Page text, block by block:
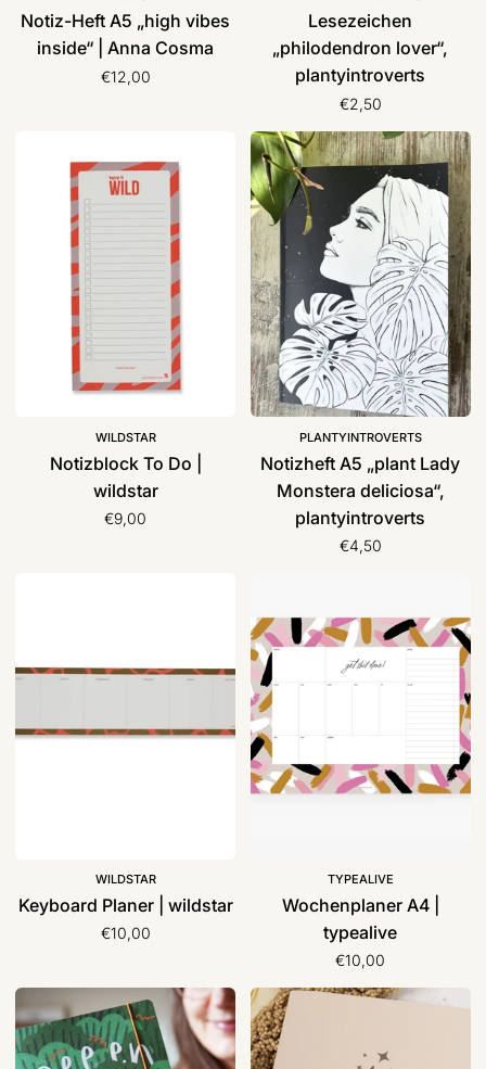
Notiz-Heft A5 „high vibes
inside“ | Anna Cosma
€12,00
Lesezeichen
„philodendron lover“,
plantyintroverts
€2,50
wildstar
WILDSTAR
Notizblock To Do |
wildstar
€9,00
Notizheft
A5
„plant
Lady
Monstera
deliciosa“,
plantyintroverts
PLANTYINTROVERTS
Notizheft A5 „plant Lady
Monstera deliciosa“,
plantyintroverts
€4,50
wildstar
WILDSTAR
Keyboard Planer | wildstar
€10,00
A4
|
typealive
TYPEALIVE
Wochenplaner A4 |
typealive
€10,00
Notizheft
A5
„Green
Journal
„feel
it